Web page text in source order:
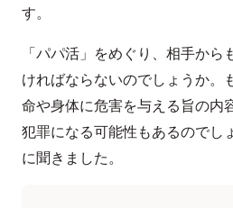
す。
「パパ活」をめぐり、相手か
ければならないのでしょうか。
命や身体に危害を与える旨の内
犯罪になる可能性もあるのでし
に聞きました。